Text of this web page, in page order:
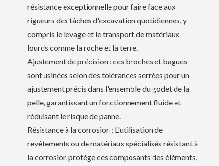
résistance exceptionnelle pour faire face aux
rigueurs des tâches d'excavation quotidiennes, y
compris le levage et le transport de matériaux
lourds comme la roche et la terre.
Ajustement de précision : ces broches et bagues
sont usinées selon des tolérances serrées pour un
ajustement précis dans l'ensemble du godet de la
pelle, garantissant un fonctionnement fluide et
réduisant le risque de panne.
Résistance à la corrosion : L'utilisation de
revêtements ou de matériaux spécialisés résistant à
la corrosion protège ces composants des éléments,